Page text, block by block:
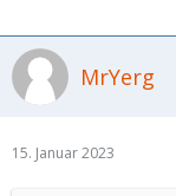
MrYerg
15. Januar 2023